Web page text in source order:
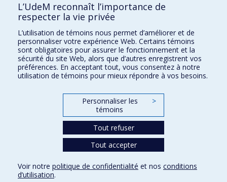
Kinésiologie et des sciences de l’activité physique
Orthophonie et audiologie
Réadaptation
Directions
DPC
CPASS
L’UdeM reconnaît l’importance de
respecter la vie privée
L’utilisation de témoins nous permet d’améliorer et de
personnaliser votre expérience Web. Certains témoins
sont obligatoires pour assurer le fonctionnement et la
sécurité du site Web, alors que d’autres enregistrent vos
préférences. En acceptant tout, vous consentez à notre
utilisation de témoins pour mieux répondre à vos besoins.
Personnaliser les
témoins
>
Tout refuser
Tout accepter
Voir notre politique de confidentialité et nos conditions
d’utilisation.